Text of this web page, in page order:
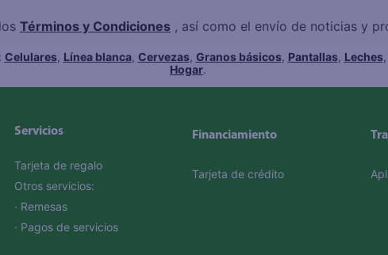
Términos y Condiciones , así como el envío de noticias y
Celulares, Línea blanca, Cervezas, Granos básicos, Pantallas, Leches,
Hogar.
Servicios
Tarjeta de regalo
Otros servicios:
· Remesas
· Pagos de servicios
Financiamiento
Tarjeta de crédito